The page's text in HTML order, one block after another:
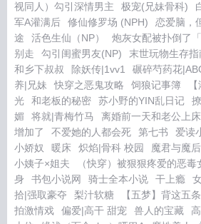
视同人）勾引深情男主
极宠(兄妹骨科)
军A灌满后
修仙修罗场 (NPH) 恋爱脑，
途
活色生仙（NP） 炮灰女配被扑倒了「
别走
勾引闺蜜男友(NP) 末世玩物生存指
和乡下叔叔
除妖传|1vv1 碾碎芍药花
养|兄妹
快穿之恶鬼攻略 饲狼记事簿
光
和老板的秘密 苏小野的YIN乱日记
媚
将就|青梅竹马 离婚前一天和老公上
增加了
不爱她的人都会死 第七书 爱读
小娇奴
暖床 炽焰|骨科 校园 魔君与魔
小姨子×姐夫
（快穿）被狠狠疼爱的恶毒
身
书包小说网 骑士全本小说 干上瘾
拾|强取豪夺
梨汁软糖 【五梦】背这五
拍激情戏
偏爱|高干 甜宠 兽人的宝藏